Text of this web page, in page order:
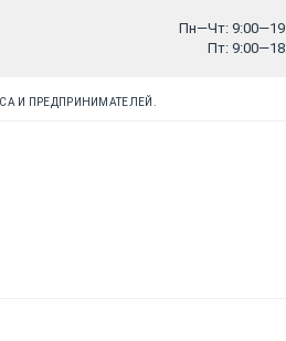
Пн—Чт:
Пт:
И ПРЕДПРИНИМАТЕЛЕЙ.